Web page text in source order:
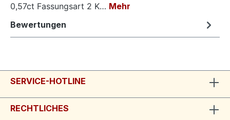
0,57ct Fassungsart 2 K… Mehr
Bewertungen
SERVICE-HOTLINE
RECHTLICHES